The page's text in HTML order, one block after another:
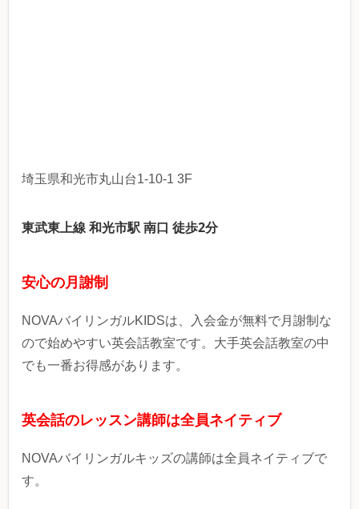
埼玉県和光市丸山台1-10-1 3F
東武東上線 和光市駅 南口 徒歩2分
安心の月謝制
NOVAバイリンガルKIDSは、入会金が無料で月謝制な
ので始めやすい英会話教室です。大手英会話教室の中
でも一番お得感があります。
英会話のレッスン講師は全員ネイティブ
NOVAバイリンガルキッズの講師は全員ネイティブで
す。